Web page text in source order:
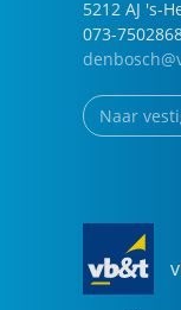
5212 AJ 's-
073-
Naar